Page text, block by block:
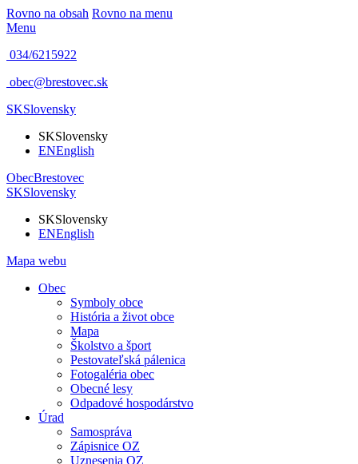
Rovno na obsah Rovno na menu
Menu
034/6215922
obec@brestovec.sk
SKSlovensky
SKSlovensky
ENEnglish
ObecBrestovec
SKSlovensky
SKSlovensky
ENEnglish
Mapa webu
Obec
Symboly obce
História a život obce
Mapa
Školstvo a šport
Pestovateľská pálenica
Fotogaléria obec
Obecné lesy
Odpadové hospodárstvo
Úrad
Samospráva
Zápisnice OZ
Uznesenia OZ